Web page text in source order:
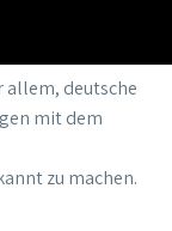
allem, deutsche
mit dem
zu machen.